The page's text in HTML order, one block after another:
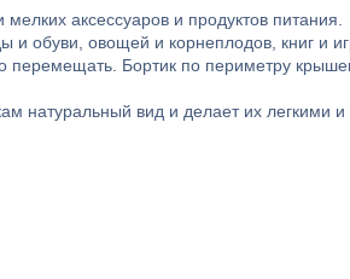
аксессуаров и продуктов питания.
обуви, овощей и корнеплодов, книг и
Бортик по периметру
натуральный вид и делает их легкими